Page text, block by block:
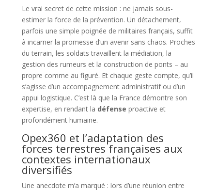
Le vrai secret de cette mission : ne jamais sous-
estimer la force de la prévention. Un détachement,
parfois une simple poignée de militaires français, suffit
à incarner la promesse d’un avenir sans chaos. Proches
du terrain, les soldats travaillent la médiation, la
gestion des rumeurs et la construction de ponts – au
propre comme au figuré. Et chaque geste compte, qu’il
s’agisse d’un accompagnement administratif ou d’un
appui logistique. C’est là que la France démontre son
expertise, en rendant la défense proactive et
profondément humaine.
Opex360 et l’adaptation des
forces terrestres françaises aux
contextes internationaux
diversifiés
Une anecdote m’a marqué : lors d’une réunion entre